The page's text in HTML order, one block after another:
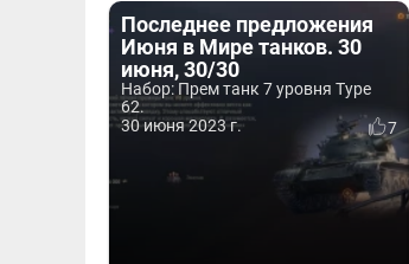
Последнее предложения
Июня в Мире танков. 30
июня, 30/30
Набор: Прем танк 7 уровня Type
62.
30 июня 2023 г.
7